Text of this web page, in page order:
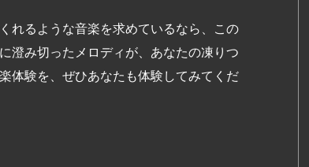
れるような音楽を求めているなら、この
澄み切ったメロディが、あなたの凍りつ
体験を、ぜひあなたも体験してみてくだ